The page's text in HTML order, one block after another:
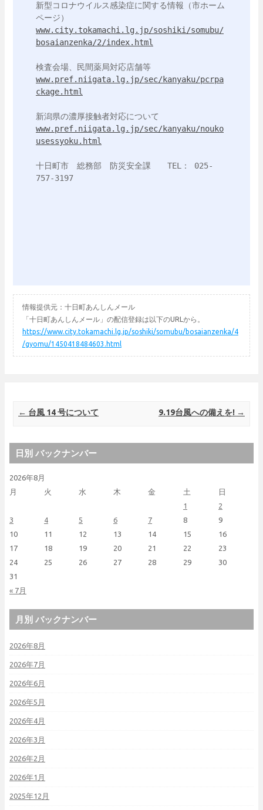
新型コロナウイルス感染症に関する情報（市ホーム
www.city.tokamachi.lg.jp/soshiki/somubu/
bosaianzenka/2/index.html
www.pref.niigata.lg.jp/sec/kanyaku/pcrpa
ckage.html
www.pref.niigata.lg.jp/sec/kanyaku/nouko
usessyoku.html
十日町市　総務部　防災安全課　　TEL： 025-
757-3197
情報提供元：十日町あんしんメール
「十日町あんしんメール」の配信登録は以下のURLから。
https://www.city.tokamachi.lg.jp/soshiki/somubu/bosaianzenka/4
/gyomu/1450418484603.html
Post navigation
← 台風 14 号について 9.19台風への備えを! →
日別 バックナンバー
2026年8月
月
火 水 木 金 土 日
« 7月
1
2
3
4 5 6 7 8
9
10
11 12 13 14 15
16
17
18 19 20 21 22
23
24
25 26 27 28 29
30
31
月別 バックナンバー
2026年8月
2026年7月
2026年6月
2026年5月
2026年4月
2026年3月
2026年2月
2026年1月
2025年12月